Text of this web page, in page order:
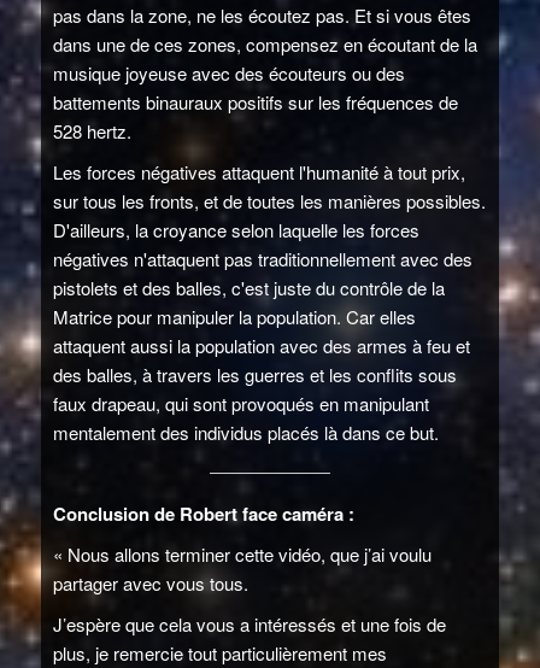
pas dans la zone, ne les écoutez pas. Et si vous êtes
dans une de ces zones, compensez en écoutant de la
musique joyeuse avec des écouteurs ou des
battements binauraux positifs sur les fréquences de
528 hertz.
Les forces négatives attaquent l'humanité à tout prix,
sur tous les fronts, et de toutes les manières possibles.
D'ailleurs, la croyance selon laquelle les forces
négatives n'attaquent pas traditionnellement avec des
pistolets et des balles, c'est juste du contrôle de la
Matrice pour manipuler la population. Car elles
attaquent aussi la population avec des armes à feu et
des balles, à travers les guerres et les conflits sous
faux drapeau, qui sont provoqués en manipulant
mentalement des individus placés là dans ce but.
Conclusion de Robert face caméra :
« Nous allons terminer cette vidéo, que j’ai voulu
partager avec vous tous.
J’espère que cela vous a intéressés et une fois de
plus, je remercie tout particulièrement mes